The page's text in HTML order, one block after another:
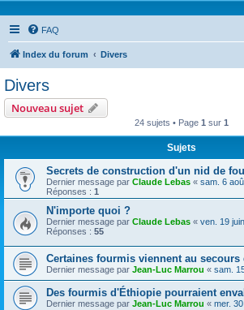
FAQ
Index du forum Divers
Divers
Nouveau sujet
24 sujets • Page 1 sur 1
Sujets
Secrets de construction d'un nid de
Dernier message par Claude Lebas « sam. 6
Réponses : 1
N'importe quoi ?
Dernier message par Claude Lebas « ven. 19
Réponses : 55
Certaines fourmis viennent au secours
Dernier message par Jean-Luc Marrou « sam.
Des fourmis d'Éthiopie pourraient
Dernier message par Jean-Luc Marrou « mer.